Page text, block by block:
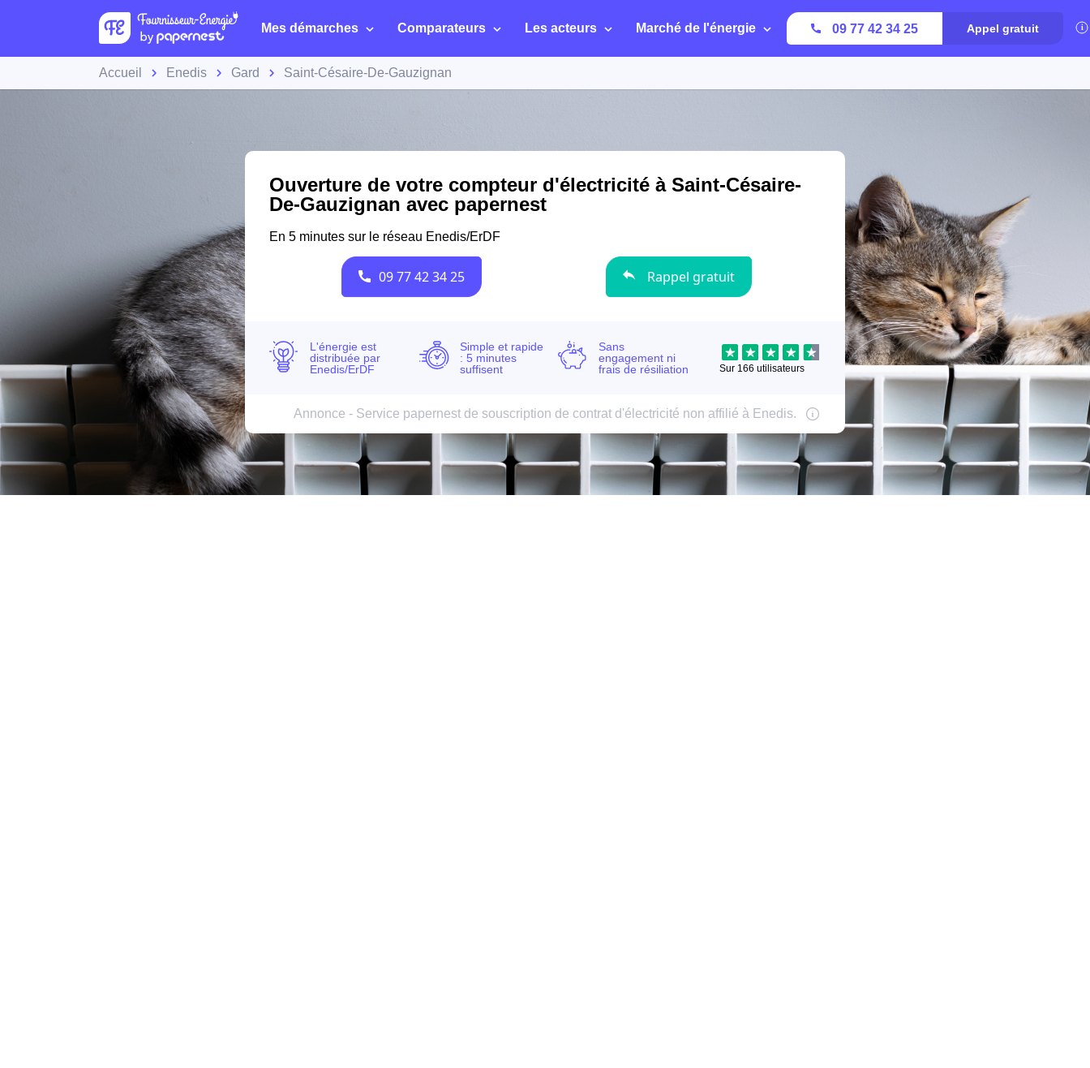
Mes démarches Comparateurs Les acteurs Marché de l'énergie 09 77 42 34 25 Appel gratuit
Accueil Enedis Gard Saint-Césaire-De-Gauzignan